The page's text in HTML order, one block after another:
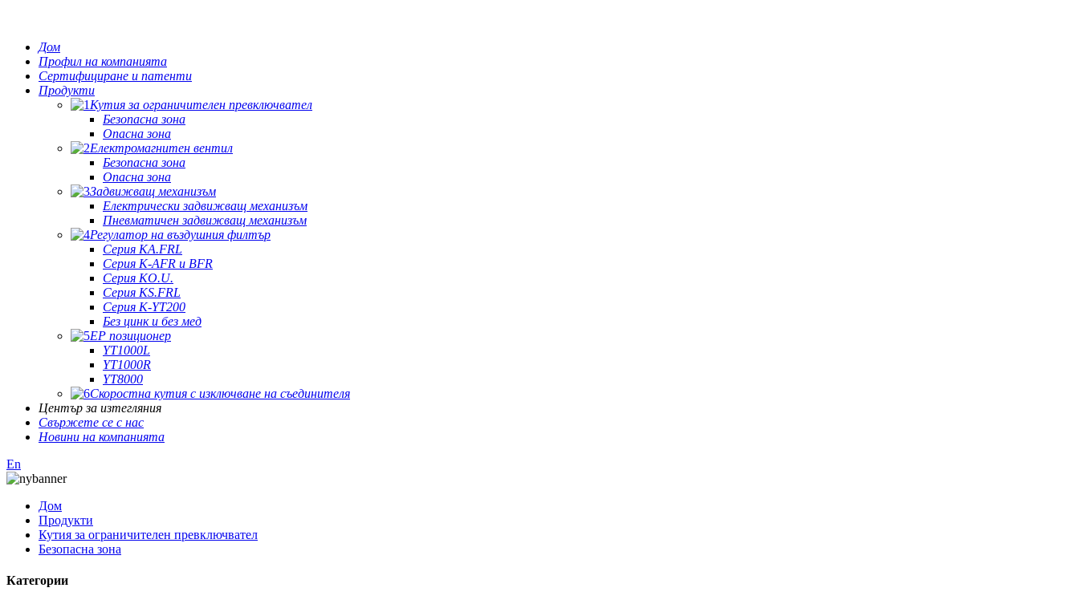
Дом
Профил на компанията
Сертифициране и патенти
Продукти
Кутия за ограничителен превключвател
Безопасна зона
Опасна зона
Електромагнитен вентил
Безопасна зона
Опасна зона
Задвижващ механизъм
Електрически задвижващ механизъм
Пневматичен задвижващ механизъм
Регулатор на въздушния филтър
Серия KA.FRL
Серия K-AFR и BFR
Серия KO.U.
Серия KS.FRL
Серия K-YT200
Без цинк и без мед
EP позиционер
YT1000L
YT1000R
YT8000
Скоростна кутия с изключване на съединителя
Център за изтегляния
Свържете се с нас
Новини на компанията
En
Дом
Продукти
Кутия за ограничителен превключвател
Безопасна зона
Категории